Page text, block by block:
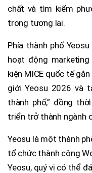
chất và tìm kiếm
trong tương lai.
Phía thành phố
hoạt động
kiện MICE quốc tế
giới Yeosu 2026 và
thành phố,” đồng
triển trở thành ngành
Yeosu là một thành
tổ chức thành công
Yeosu, quý vị có thể